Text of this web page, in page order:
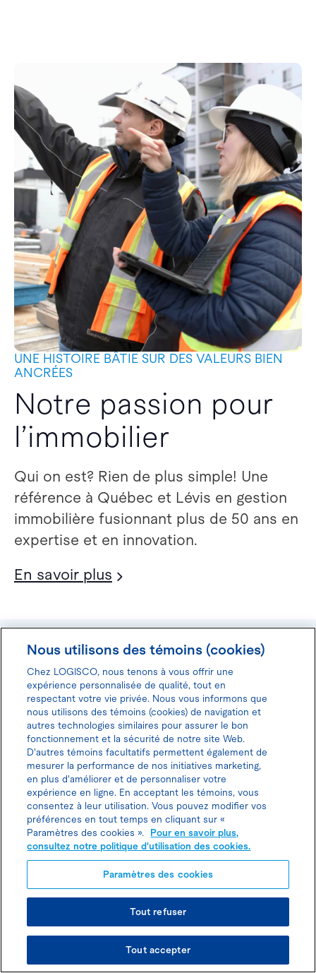
UNE HISTOIRE BÂTIE SUR DES VALEURS BIEN
ANCRÉES
Notre passion pour
l’immobilier
Qui on est? Rien de plus simple! Une
référence à Québec et Lévis en gestion
immobilière fusionnant plus de 50 ans en
expertise et en innovation.
En savoir plus
Besoin d’un
coup de pouce?
Nos trésors d’assistance
sont là pour vous
simplifier la vie: des
solutions éclairées allant
aux questions brûlantes
aux guides astucieux.
Nous utilisons des témoins (cookies)
Chez LOGISCO, nous tenons à vous offrir une
expérience personnalisée de qualité, tout en
respectant votre vie privée. Nous vous informons que
nous utilisons des témoins (cookies) de navigation et
autres technologies similaires pour assurer le bon
fonctionnement et la sécurité de notre site Web.
D'autres témoins facultatifs permettent également de
mesurer la performance de nos initiatives marketing,
en plus d'améliorer et de personnaliser votre
expérience en ligne. En acceptant les témoins, vous
consentez à leur utilisation. Vous pouvez modifier vos
préférences en tout temps en cliquant sur «
Paramètres des cookies ».
Pour en savoir plus,
consultez notre politique d'utilisation des cookies.
Paramètres des cookies
Tout refuser
Tout accepter